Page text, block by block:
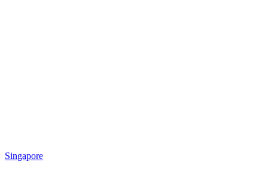
Singapore